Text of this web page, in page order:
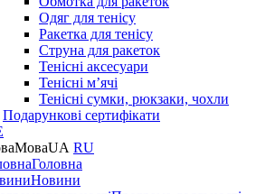
Одяг для тенісу
Ракетка для тенісу
Струна для ракеток
Тенісні аксесуари
Тенісні мʼячі
Тенісні сумки, рюкзаки, чохли
Подарункові сертифікати
МоваUA RU
Головна
Новини